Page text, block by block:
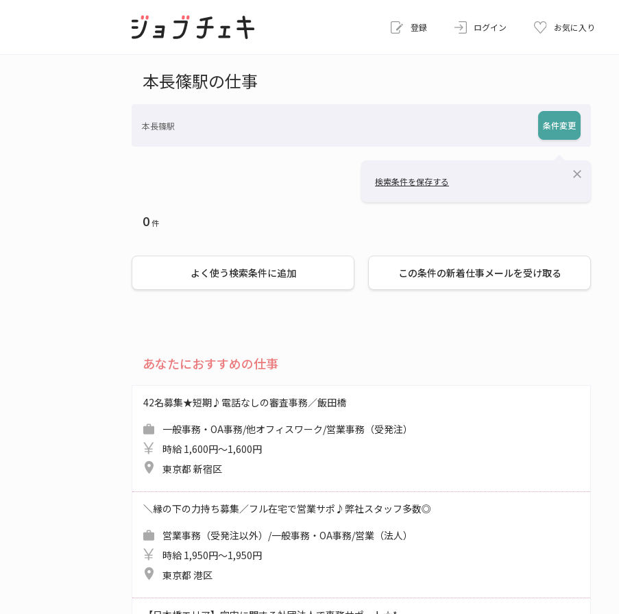
登録 ログイン お気に入り
本長篠駅の仕事
本長篠駅 条件変更
検索条件を保存する
close
0件
よく使う検索条件に追加 この条件の新着仕事メールを受け取る
あなたにおすすめの仕事
42名募集★短期♪電話なしの審査事務／飯田橋
一般事務・OA事務/他オフィスワーク/営業事務（受発注）
時給 1,600円～1,600円
東京都 新宿区
＼縁の下の力持ち募集／フル在宅で営業サポ♪弊社スタッフ多数◎
営業事務（受発注以外）/一般事務・OA事務/営業（法人）
時給 1,950円～1,950円
東京都 港区